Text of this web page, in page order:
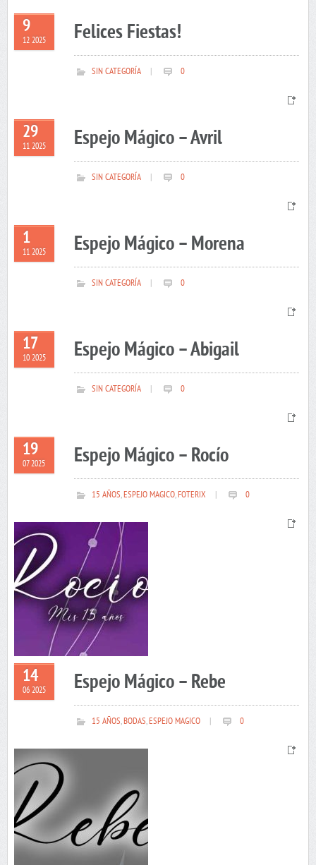
9
12 2025 Felices Fiestas!
SIN CATEGORÍA 0
29
11 2025 Espejo Mágico – Avril
SIN CATEGORÍA 0
1
11 2025 Espejo Mágico – Morena
SIN CATEGORÍA 0
17
10 2025 Espejo Mágico – Abigail
SIN CATEGORÍA 0
19
07 2025 Espejo Mágico – Rocío
15 AÑOS,ESPEJO MAGICO,FOTERIX 0
14
06 2025 Espejo Mágico – Rebe
15 AÑOS,BODAS,ESPEJO MAGICO 0